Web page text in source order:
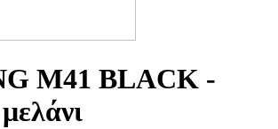
M41 BLACK -